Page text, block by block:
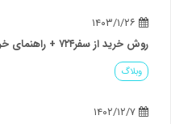
روش خرید از سفر۷۲۴ + راهنمای خرید بلیط
وبلاگ